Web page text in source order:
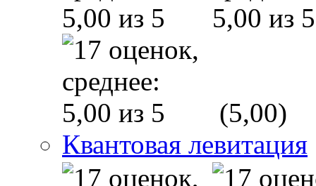
(5,00)
Квантовая левитация